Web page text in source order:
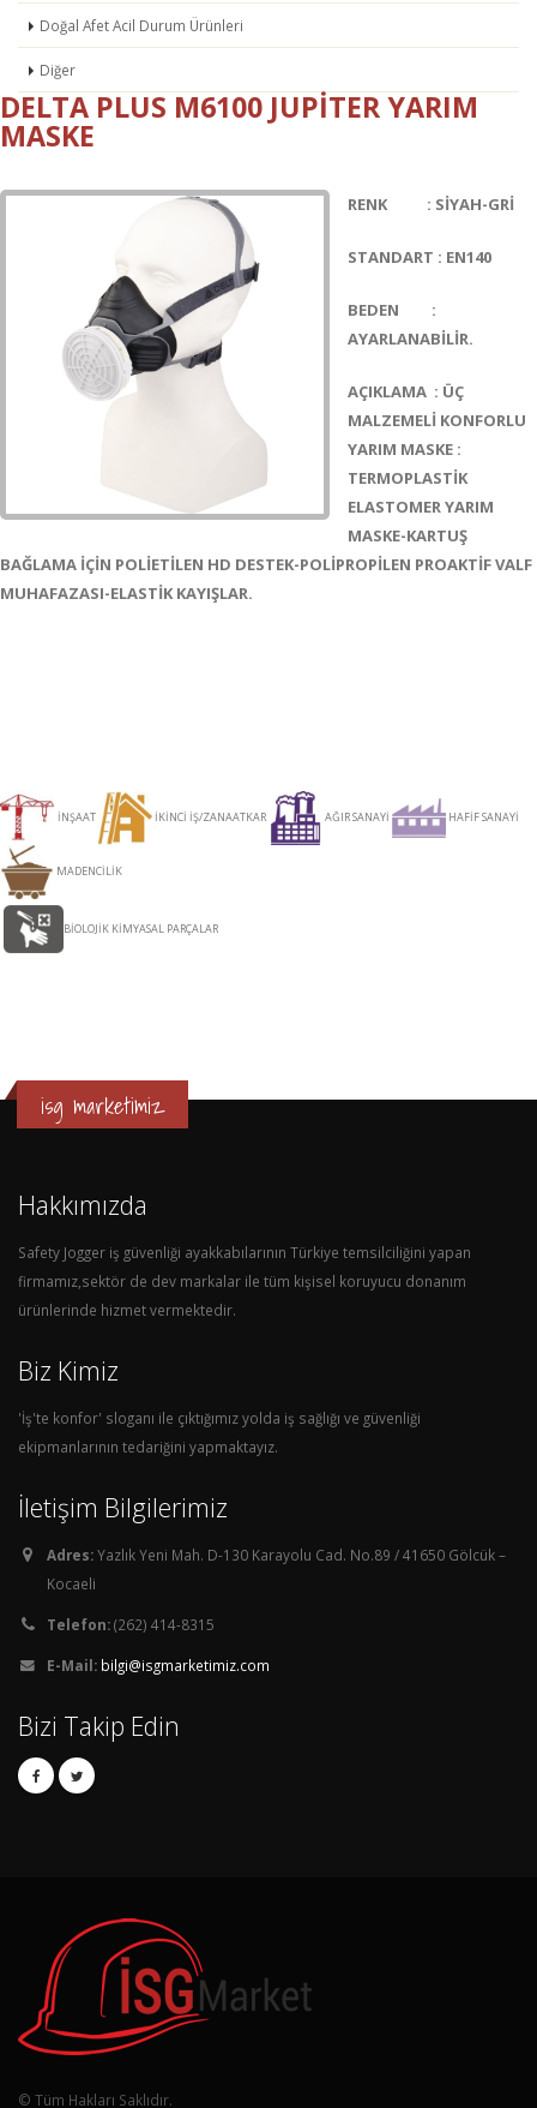
Doğal Afet Acil Durum Ürünleri
Diğer
DELTA PLUS M6100 JUPITER YARIM
MASKE
RENK : SİYAH-GRİ
STANDART : EN140
BEDEN :
AYARLANABİLİR.
AÇIKLAMA : ÜÇ
MALZEMELİ KONFORLU
YARIM MASKE :
TERMOPLASTİK
ELASTOMER YARIM
MASKE-KARTUŞ
BAĞLAMA İÇİN POLİETİLEN HD DESTEK-POLİPROPİLEN PROAKTİF VALF
MUHAFAZASI-ELASTİK KAYIŞLAR.
İNŞAAT İKİNCİ İŞ/ZANAATKAR AĞIR SANAYİ HAFİF SANAYİ
MADENCİLİK
BİOLOJİK KİMYASAL PARÇALAR
isg marketimiz
Hakkımızda
Safety Jogger iş güvenliği ayakkabılarının Türkiye temsilciliğini yapan
firmamız,sektör de dev markalar ile tüm kişisel koruyucu donanım
ürünlerinde hizmet vermektedir.
Biz Kimiz
'İş'te konfor' sloganı ile çıktığımız yolda iş sağlığı ve güvenliği
ekipmanlarının tedariğini yapmaktayız.
İletişim Bilgilerimiz
Adres:Yazlık Yeni Mah. D-130 Karayolu Cad. No.89 / 41650 Gölcük –
Kocaeli
Telefon:(262) 414-8315
E-Mail: bilgi@isgmarketimiz.com
Bizi Takip Edin
© Tüm Hakları Saklıdır.